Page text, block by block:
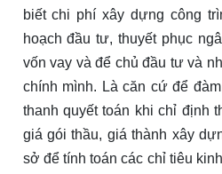
biết chi phí xây dựng công
hoạch đầu tư, thuyết phục
vốn vay và để chủ đầu tư và
chính mình. Là căn cứ để
thanh quyết toán khi chỉ định
giá gói thầu, giá thành xây
sở để tính toán các chỉ tiêu